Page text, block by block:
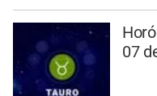
07